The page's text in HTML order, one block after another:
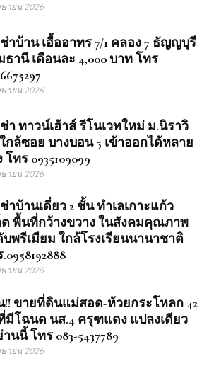
ษายน 2026
าบ้าน เอื้ออาทร 7/1 คลอง 7 ธัญญบุรี
ธานี เดือนละ 4,000 บาท โทร
ษายน 2026
า ทาวน์เฮ้าส์ รีโนเวทใหม่ ม.นิราวิ
กล้ซอย บางบอน 5 เข้าออกได้หลาย
โทร 0935109099
ษายน 2026
าบ้านเดี่ยว 2 ชั้น ทำเลเกาะแก้ว
ต พื้นที่กว้างขวาง ในสังคมคุณภาพ
บพรีเมียม ใกล้โรงเรียนนานาชาติ
ษายน 2026
!! ขายที่ดินแม่สอด-ห้วยกระโหลก 42
มีโฉนด นส.4 ครุฑแดง แปลงเดียว
นนี้ โทร 083-5437789
ษายน 2026